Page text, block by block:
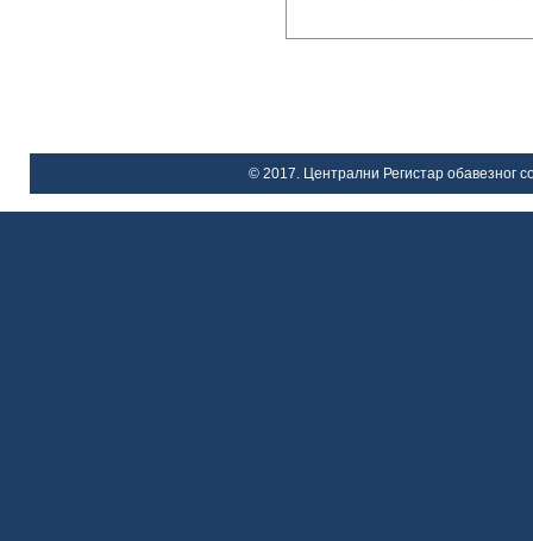
© 2017. Централни Регистар обавезног